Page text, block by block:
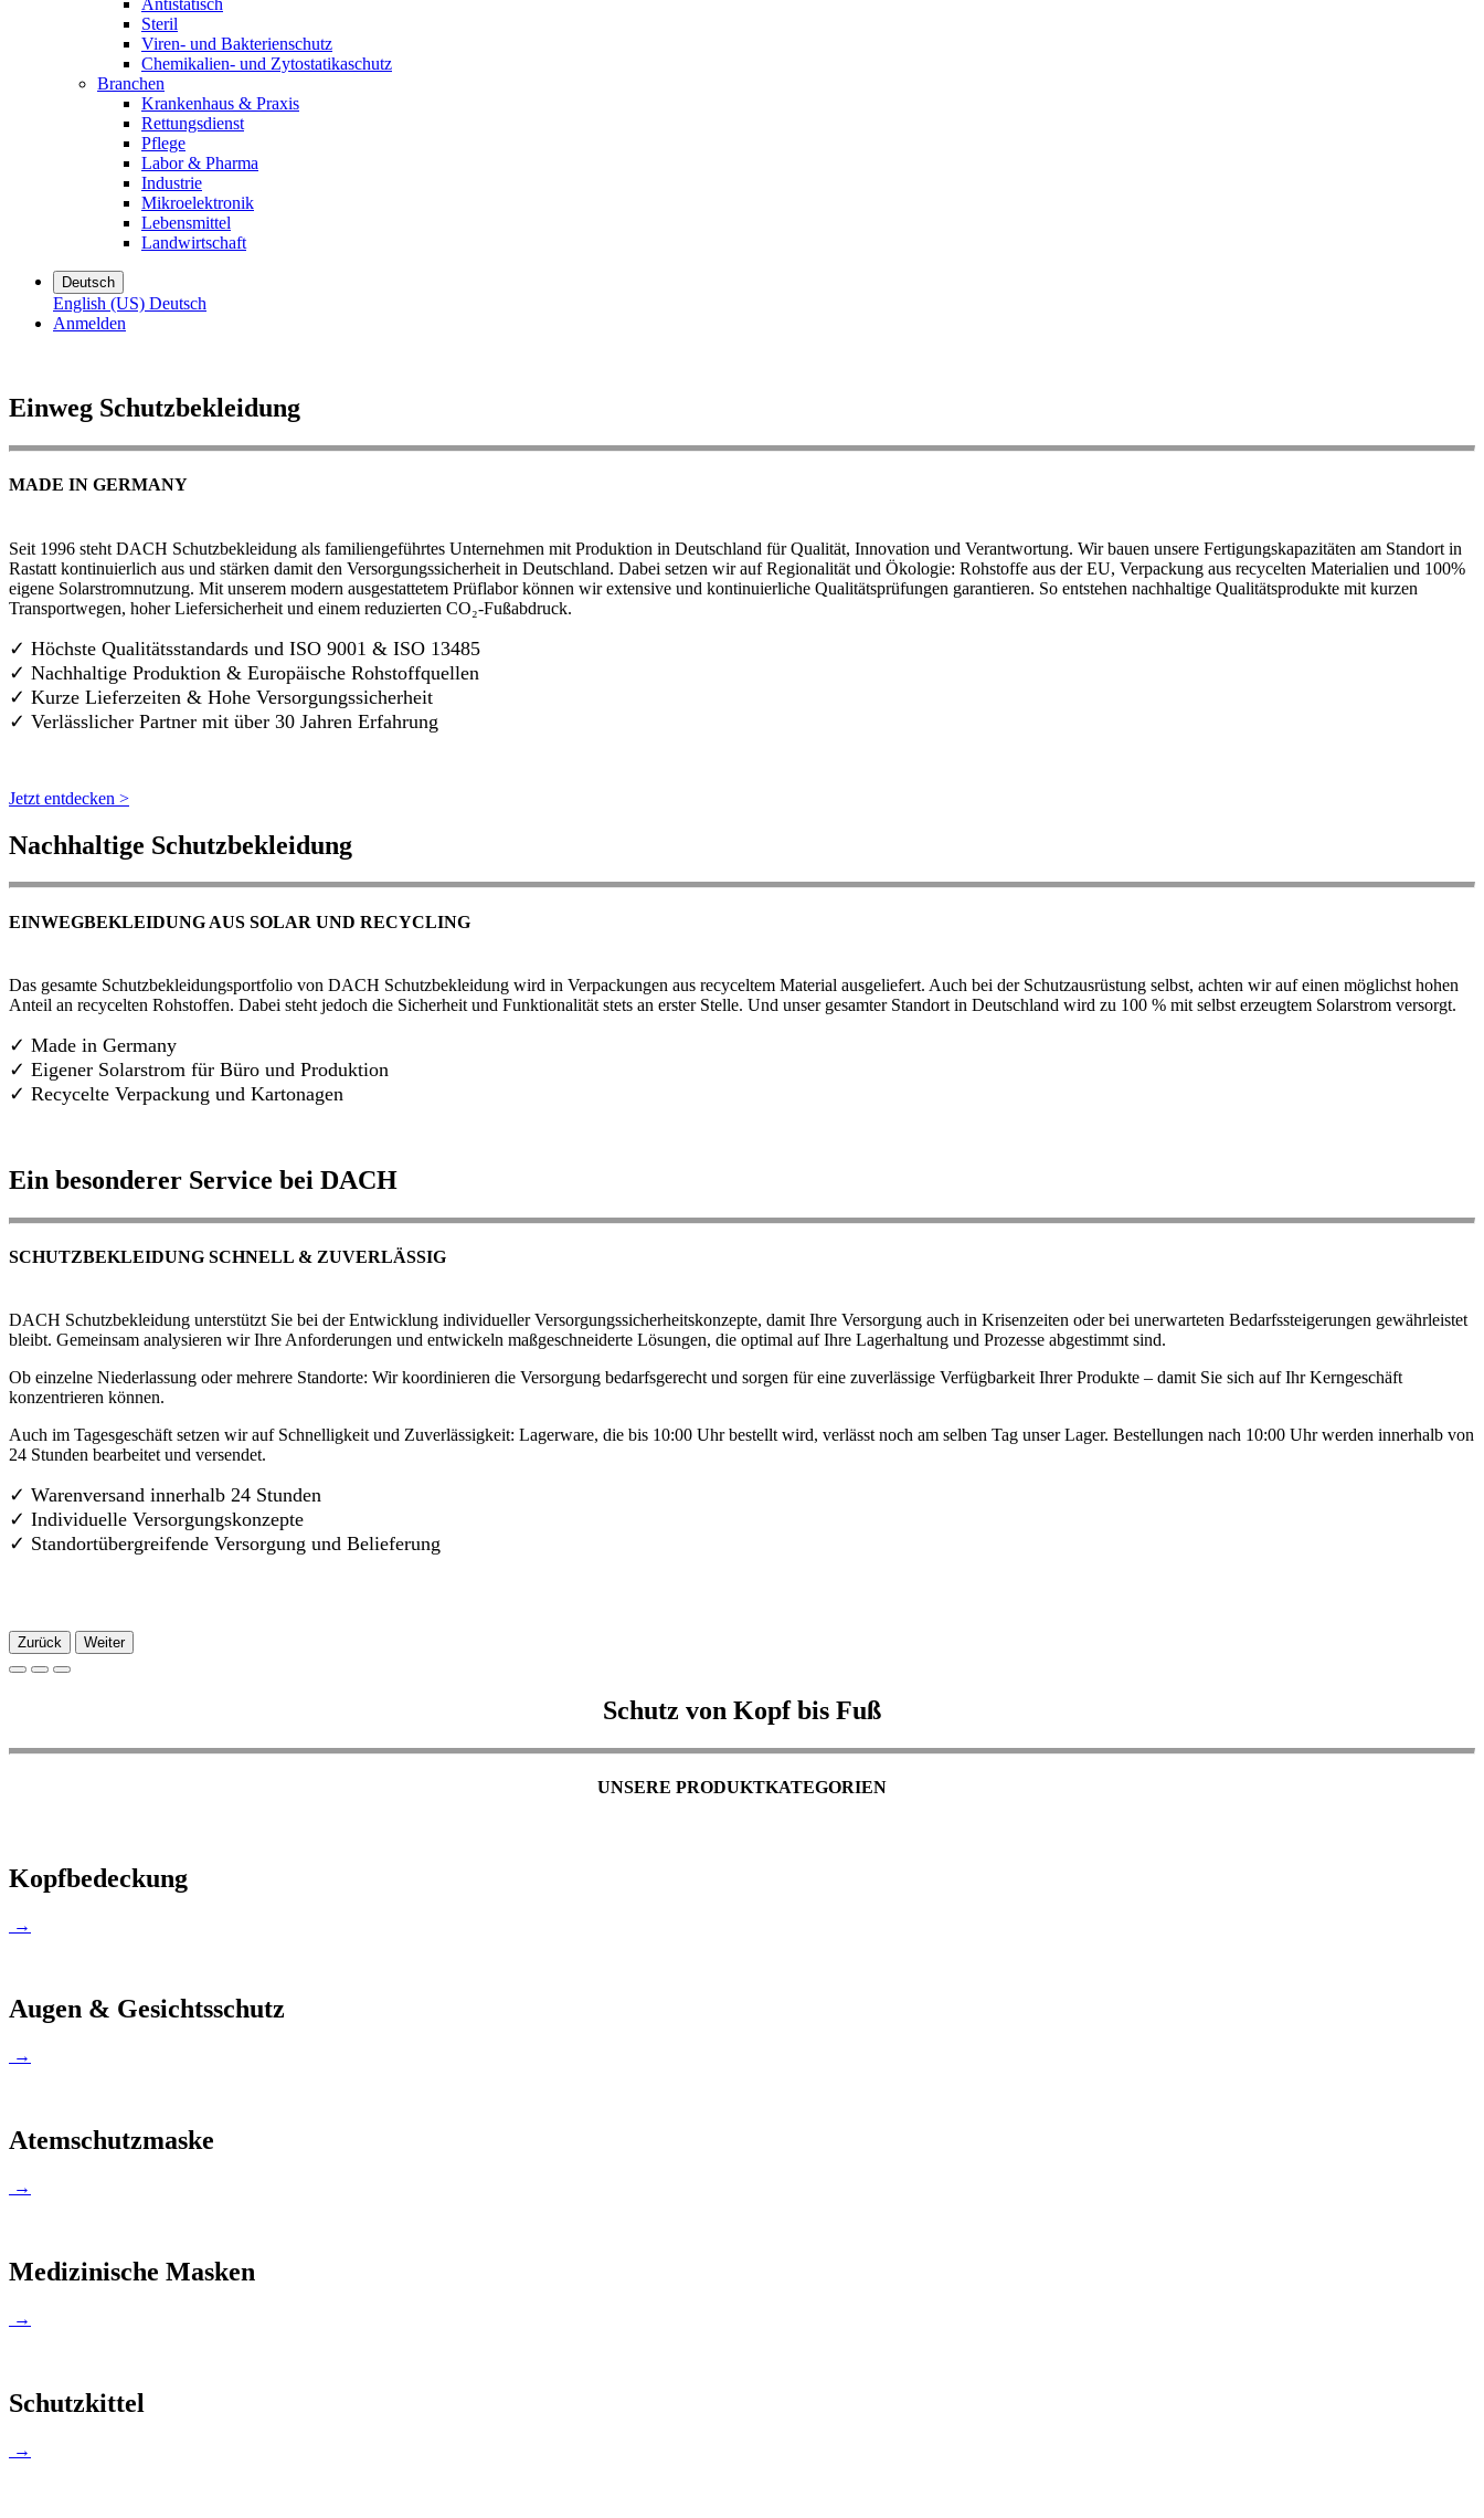
Antistatisch
Steril
Viren- und Bakterienschutz
Chemikalien- und Zytostatikaschutz
Branchen
Krankenhaus & Praxis
Rettungsdienst
Pflege
Labor & Pharma
Industrie
Mikroelektronik
Lebensmittel
Landwirtschaft
Deutsch
English (US) Deutsch
Anmelden
Einweg Schutzbekleidung
MADE IN GERMANY
Seit 1996 steht DACH Schutzbekleidung als familiengeführtes Unternehmen mit Produktion in Deutschland für Qualität, Innovation und Verantwortung. Wir bauen unsere Fertigungskapazitäten am Standort in
Rastatt kontinuierlich aus und stärken damit den Versorgungssicherheit in Deutschland. Dabei setzen wir auf Regionalität und Ökologie: Rohstoffe aus der EU, Verpackung aus recycelten Materialien und 100%
eigene Solarstromnutzung. Mit unserem modern ausgestattetem Prüflabor können wir extensive und kontinuierliche Qualitätsprüfungen garantieren. So entstehen nachhaltige Qualitätsprodukte mit kurzen
Transportwegen, hoher Liefersicherheit und einem reduzierten CO₂-Fußabdruck.
✓ Höchste Qualitätsstandards und ISO 9001 & ISO 13485
✓ Nachhaltige Produktion & Europäische Rohstoffquellen
✓ Kurze Lieferzeiten & Hohe Versorgungssicherheit
✓ Verlässlicher Partner mit über 30 Jahren Erfahrung
Jetzt entdecken >
Nachhaltige Schutzbekleidung
EINWEGBEKLEIDUNG AUS SOLAR UND RECYCLING
Das gesamte Schutzbekleidungsportfolio von DACH Schutzbekleidung wird in Verpackungen aus recyceltem Material ausgeliefert. Auch bei der Schutzausrüstung selbst, achten wir auf einen möglichst hohen
Anteil an recycelten Rohstoffen. Dabei steht jedoch die Sicherheit und Funktionalität stets an erster Stelle. Und unser gesamter Standort in Deutschland wird zu 100 % mit selbst erzeugtem Solarstrom versorgt.
✓ Made in Germany
✓ Eigener Solarstrom für Büro und Produktion
✓ Recycelte Verpackung und Kartonagen
Ein besonderer Service bei DACH
SCHUTZBEKLEIDUNG SCHNELL & ZUVERLÄSSIG
DACH Schutzbekleidung unterstützt Sie bei der Entwicklung individueller Versorgungssicherheitskonzepte, damit Ihre Versorgung auch in Krisenzeiten oder bei unerwarteten Bedarfssteigerungen gewährleistet
bleibt. Gemeinsam analysieren wir Ihre Anforderungen und entwickeln maßgeschneiderte Lösungen, die optimal auf Ihre Lagerhaltung und Prozesse abgestimmt sind.
Ob einzelne Niederlassung oder mehrere Standorte: Wir koordinieren die Versorgung bedarfsgerecht und sorgen für eine zuverlässige Verfügbarkeit Ihrer Produkte – damit Sie sich auf Ihr Kerngeschäft
konzentrieren können.
Auch im Tagesgeschäft setzen wir auf Schnelligkeit und Zuverlässigkeit: Lagerware, die bis 10:00 Uhr bestellt wird, verlässt noch am selben Tag unser Lager. Bestellungen nach 10:00 Uhr werden innerhalb von
24 Stunden bearbeitet und versendet.
✓ Warenversand innerhalb 24 Stunden
✓ Individuelle Versorgungskonzepte
✓ Standortübergreifende Versorgung und Belieferung
Zurück Weiter
Schutz von Kopf bis Fuß
UNSERE PRODUKTKATEGORIEN
Kopfbedeckung
→
Augen & Gesichtsschutz
→
Atemschutzmaske
→
Medizinische Masken
→
Schutzkittel
→